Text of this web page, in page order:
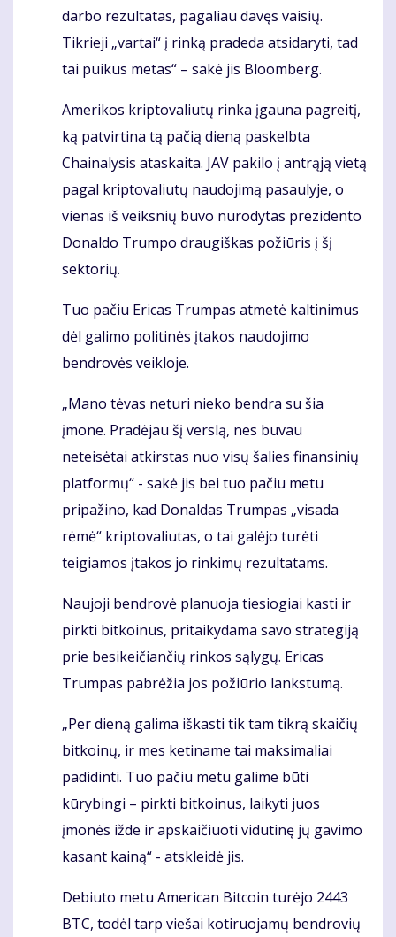
darbo rezultatas, pagaliau davęs vaisių.
Tikrieji „vartai“ į rinką pradeda atsidaryti, tad
tai puikus metas“ – sakė jis Bloomberg.
Amerikos kriptovaliutų rinka įgauna pagreitį,
ką patvirtina tą pačią dieną paskelbta
Chainalysis ataskaita. JAV pakilo į antrąją vietą
pagal kriptovaliutų naudojimą pasaulyje, o
vienas iš veiksnių buvo nurodytas prezidento
Donaldo Trumpo draugiškas požiūris į šį
sektorių.
Tuo pačiu Ericas Trumpas atmetė kaltinimus
dėl galimo politinės įtakos naudojimo
bendrovės veikloje.
„Mano tėvas neturi nieko bendra su šia
įmone. Pradėjau šį verslą, nes buvau
neteisėtai atkirstas nuo visų šalies finansinių
platformų“ - sakė jis bei tuo pačiu metu
pripažino, kad Donaldas Trumpas „visada
rėmė“ kriptovaliutas, o tai galėjo turėti
teigiamos įtakos jo rinkimų rezultatams.
Naujoji bendrovė planuoja tiesiogiai kasti ir
pirkti bitkoinus, pritaikydama savo strategiją
prie besikeičiančių rinkos sąlygų. Ericas
Trumpas pabrėžia jos požiūrio lankstumą.
„Per dieną galima iškasti tik tam tikrą skaičių
bitkoinų, ir mes ketiname tai maksimaliai
padidinti. Tuo pačiu metu galime būti
kūrybingi – pirkti bitkoinus, laikyti juos
įmonės ižde ir apskaičiuoti vidutinę jų gavimo
kasant kainą“ - atskleidė jis.
Debiuto metu American Bitcoin turėjo 2443
BTC, todėl tarp viešai kotiruojamų bendrovių